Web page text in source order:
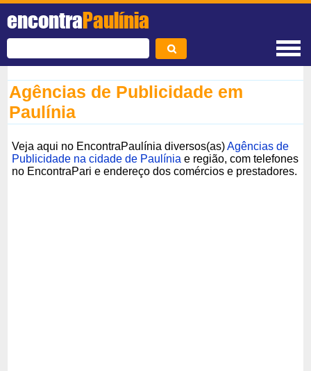
encontraPaulínia
Agências de Publicidade em
Paulínia
Veja aqui no EncontraPaulínia diversos(as)Agências de
Publicidade na cidade de Paulínia e região, com telefones
no EncontraPari e endereço dos comércios e prestadores.